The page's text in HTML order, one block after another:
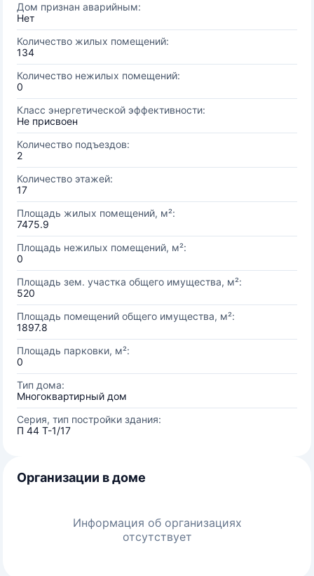
Дом признан аварийным:
Нет
Количество жилых помещений:
134
Количество нежилых помещений:
0
Класс энергетической эффективности:
Не присвоен
Количество подъездов:
2
Количество этажей:
17
Площадь жилых помещений, м²:
7475.9
Площадь нежилых помещений, м²:
0
Площадь зем. участка общего имущества, м²:
520
Площадь помещений общего имущества, м²:
1897.8
Площадь парковки, м²:
0
Тип дома:
Многоквартирный дом
Серия, тип постройки здания:
П 44 Т-1/17
Организации в доме
Информация об организациях
отсутствует